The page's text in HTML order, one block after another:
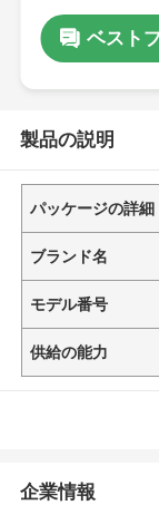
ベスト
製品の説明
パッケージの詳細
ブランド名
モデル番号
供給の能力
企業情報